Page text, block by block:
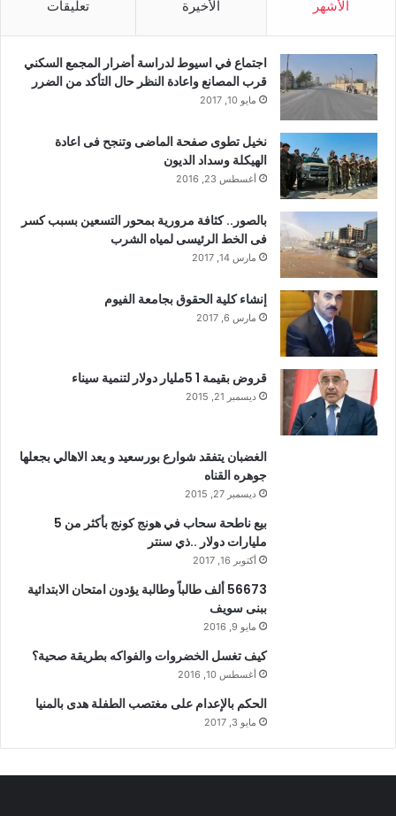
الأشهر الأخيرة تعليقات
اجتماع في اسيوط لدراسة أضرار المجمع السكني
قرب المصانع واعادة النظر حال التأكد من الضرر
مايو 10, 2017
نخيل تطوى صفحة الماضى وتنجح فى اعادة
الهيكلة وسداد الديون
أغسطس 23, 2016
بالصور.. كثافة مرورية بمحور التسعين بسبب كسر
فى الخط الرئيسى لمياه الشرب
مارس 14, 2017
إنشاء كلية الحقوق بجامعة الفيوم
مارس 6, 2017
قروض بقيمة 1 5مليار دولار لتنمية سيناء
ديسمبر 21, 2015
الغضبان يتفقد شوارع بورسعيد و يعد الاهالي بجعلها
جوهره القناه
ديسمبر 27, 2015
بيع ناطحة سحاب في هونج كونج بأكثر من 5
مليارات دولار ..ذي سنتر
أكتوبر 16, 2017
56673 ألف طالباً وطالبة يؤدون امتحان الابتدائية
ببنى سويف
مايو 9, 2016
كيف تغسل الخضروات والفواكه بطريقة صحية؟
أغسطس 10, 2016
الحكم بالإعدام على مغتصب الطفلة هدى بالمنيا
مايو 3, 2017